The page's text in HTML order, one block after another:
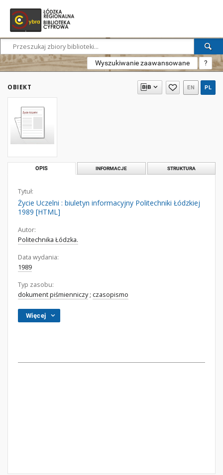
Wyszukiwanie zaawansowane ?
OBIEKT EN PL
OPIS INFORMACJE STRUKTURA
Tytuł:
Życie Uczelni : biuletyn informacyjny Politechniki Łódzkiej
1989 [HTML]
Autor:
Politechnika Łódzka.
Data wydania:
1989
Typ zasobu:
dokument piśmienniczy; czasopismo
Więcej